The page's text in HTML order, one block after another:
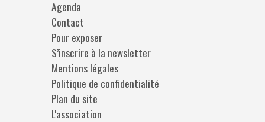
Agenda
Contact
Pour exposer
S’inscrire à la newsletter
Mentions légales
Politique de confidentialité
Plan du site
L'association